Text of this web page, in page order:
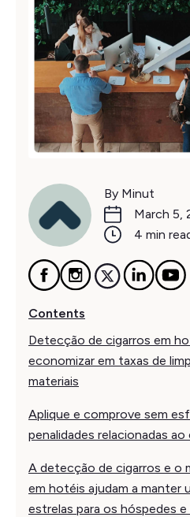
By Minut
March 5,
4 min
Contents
Detecção de cigarros em
economizar em taxas de
materiais
Aplique e comprove sem
penalidades relacionadas
A detecção de cigarros e o
em hotéis ajudam a manter
estrelas para os hóspedes